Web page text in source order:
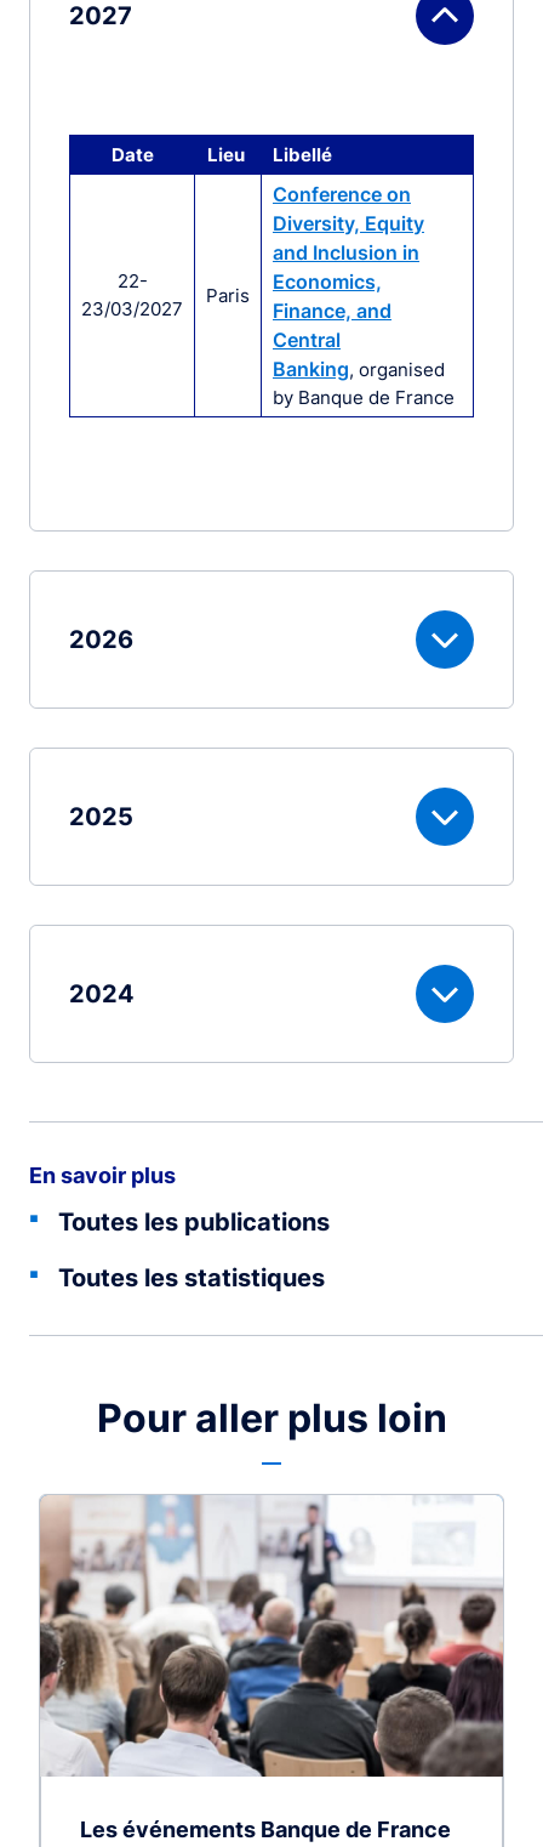
2027
Date Lieu Libellé
22-
23/03/2027
Paris
Conference on
Diversity, Equity
and Inclusion in
Economics,
Finance, and
Central
Banking, organised
by Banque de France
2026
2025
2024
En savoir plus
Toutes les publications
Toutes les statistiques
Pour aller plus loin
Les événements Banque de France